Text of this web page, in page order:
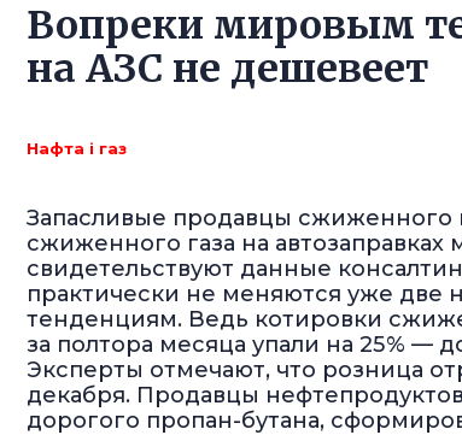
Вопреки мировым
на АЗС не дешевеет
Нафта і газ
Запасливые продавцы сжиженного
сжиженного газа на
свидетельствуют данные
практически не меняются уже две
тенденциям. Ведь котировки
за полтора месяца упали на 25 % —
Эксперты отмечают, что розница
декабря. Продавцы
дорогого пропан-бутана,